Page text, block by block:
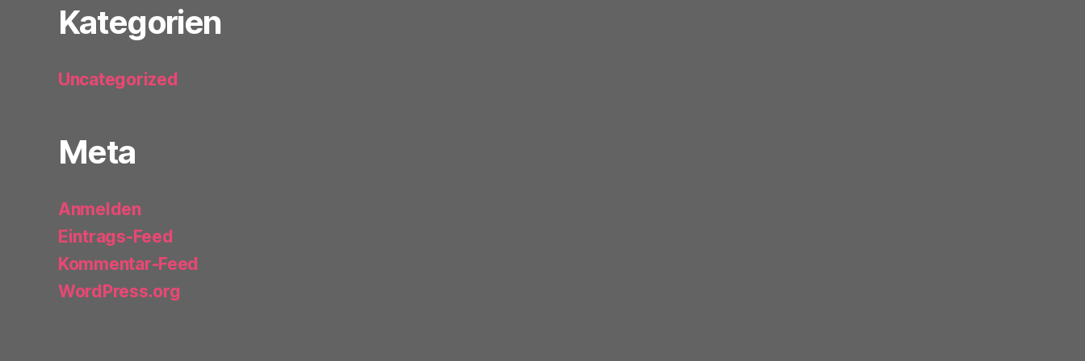
Kategorien
Uncategorized
Meta
Anmelden
Eintrags-Feed
Kommentar-Feed
WordPress.org